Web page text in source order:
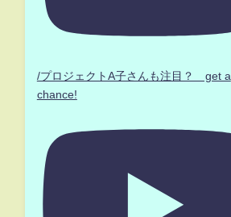
/プロジェクトA子さんも注目？ get a
chance!